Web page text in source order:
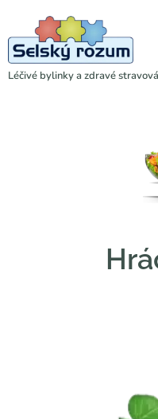
Léčivé bylinky a zdravé